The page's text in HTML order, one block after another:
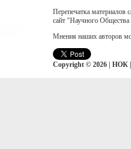
Перепечатка материалов
сайт "Научного
Мнения наших авторов
Copyright © 2026 | НОК